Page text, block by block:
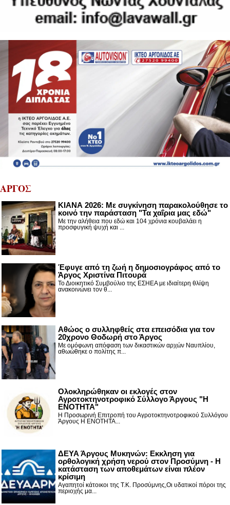
ΑΡΓΟΣ
ΚΙΑΝΑ 2026: Με συγκίνηση παρακολούθησε το
κοινό την παράσταση "Τα χαΐρια μας εδώ"
Με την αλήθεια που εδώ και 104 χρόνια κουβαλάει η
προσφυγική ψυχή και ...
Έφυγε από τη ζωή η δημοσιογράφος από το
Άργος Χριστίνα Πιτουρά
Το Διοικητικό Συμβούλιο της ΕΣΗΕΑ με ιδιαίτερη θλίψη
ανακοινώνει τον θ...
Αθώος ο συλληφθείς στα επεισόδια για τον
20χρονο Θοδωρή στο Άργος
Με ομόφωνη απόφαση των δικαστικών αρχών Ναυπλίου,
αθωώθηκε ο πολίτης π...
Ολοκληρώθηκαν οι εκλογές στον
Αγροτοκτηνοτροφικό Σύλλογο Άργους "Η
ΕΝΟΤΗΤΑ"
Η Προσωρινή Επιτροπή του Αγροτοκτηνοτροφικού Συλλόγου
Άργους Η ΕΝΟΤΗΤΑ...
ΔΕΥΑ Άργους Μυκηνών: Εκκληση για
ορθολογική χρήση νερού στον Προσύμνη - Η
κατάσταση των αποθεμάτων είναι πλέον
κρίσιμη
Αγαπητοί κάτοικοι της Τ.Κ. Προσύμνης,Οι υδατικοί πόροι της
περιοχής μα...